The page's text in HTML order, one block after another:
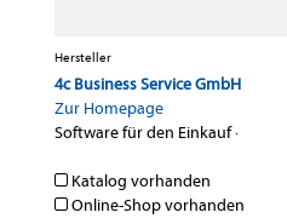
Hersteller
4c Business Service GmbH
Zur Homepage
Software für den Einkauf·
Katalog vorhanden
Online-Shop vorhanden